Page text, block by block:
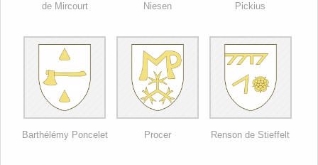
de Mircourt Niesen Pickius
Barthélémy Poncelet Procer Renson de Stieffelt